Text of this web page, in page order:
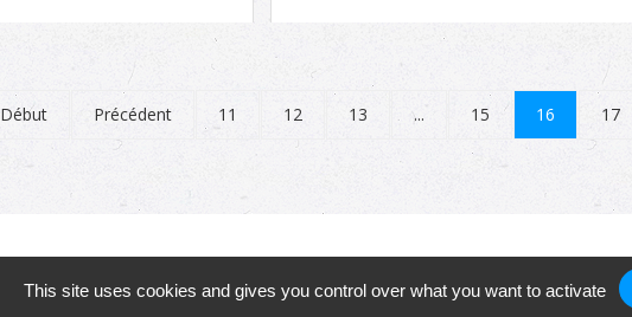
Début Précédent 11 12 13 ... 15 16 17
This site uses cookies and gives you control over what you want to activate